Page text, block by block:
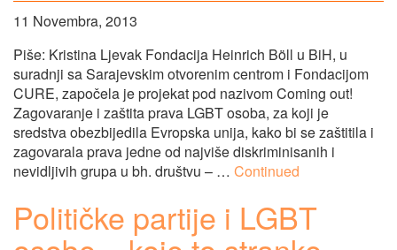
11 Novembra, 2013
Piše: Kristina Ljevak Fondacija Heinrich Böll u BiH, u
suradnji sa Sarajevskim otvorenim centrom i Fondacijom
CURE, započela je projekat pod nazivom Coming out!
Zagovaranje i zaštita prava LGBT osoba, za koji je
sredstva obezbijedila Evropska unija, kako bi se zaštitila i
zagovarala prava jedne od najviše diskriminisanih i
nevidljivih grupa u bh. društvu – … Continued
Političke partije i LGBT